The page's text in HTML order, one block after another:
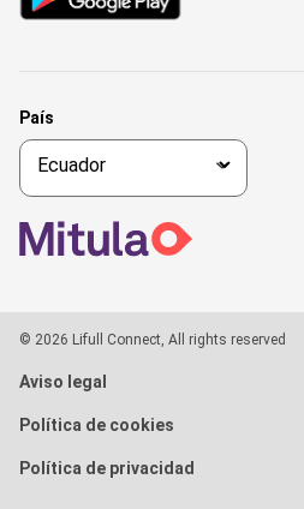
País
© 2026 Lifull Connect, All rights reserved
Aviso legal
Política de cookies
Política de privacidad